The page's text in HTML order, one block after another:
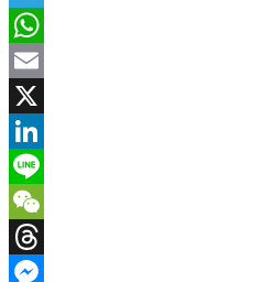
Telegram
WhatsApp
Email
X
LinkedIn
Line
WeChat
Threads